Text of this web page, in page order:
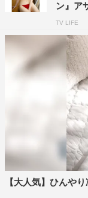
ン』ア
TV LIFE
【大人気】ひんや